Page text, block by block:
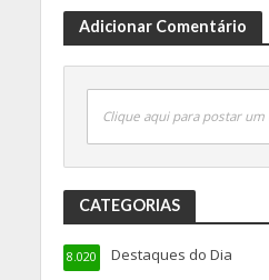
Adicionar Comentário
Clique aqui para postar
CATEGORIAS
Destaques do Dia
8.020